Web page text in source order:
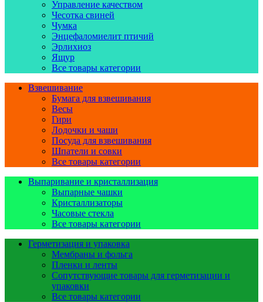
Управление качеством
Чесотка свиней
Чумка
Энцефаломиелит птичий
Эрлихиоз
Ящур
Все товары категории
Взвешивание
Бумага для взвешивания
Весы
Гири
Лодочки и чаши
Посуда для взвешивания
Шпатели и совки
Все товары категории
Выпаривание и кристаллизация
Выпарные чашки
Кристаллизаторы
Часовые стекла
Все товары категории
Герметизация и упаковка
Мембраны и фольга
Пленки и ленты
Сопутствующие товары для герметизации и
упаковки
Все товары категории